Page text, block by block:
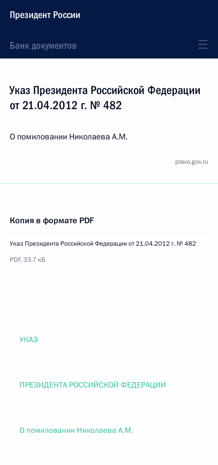
Президент России
Банк документов
Указ Президента Российской Федерации
от 21.04.2012 г. № 482
О помиловании Николаева А.М.
pravo.gov.ru
Копия в формате PDF
Указ Президента Российской Федерации от 21.04.2012 г. № 482
PDF, 33.7 кБ
УКАЗ
ПРЕЗИДЕНТА РОССИЙСКОЙ ФЕДЕРАЦИИ
О помиловании Николаева А.М.